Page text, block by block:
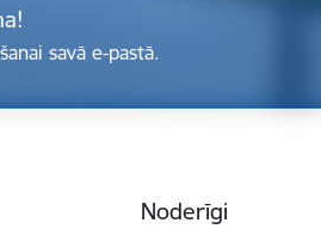
savā e-pastā.
Noderīgi